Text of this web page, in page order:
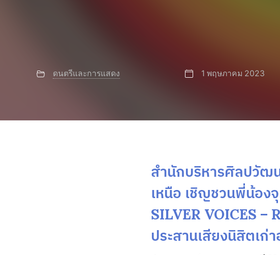
ดนตรีและการแสดง 1 พฤษภาคม 2023
สำนักบริหารศิลปวัฒ
เหนือ เชิญชวนพี่น้อง
SILVER VOICES –
ประสานเสียงนิสิตเก่